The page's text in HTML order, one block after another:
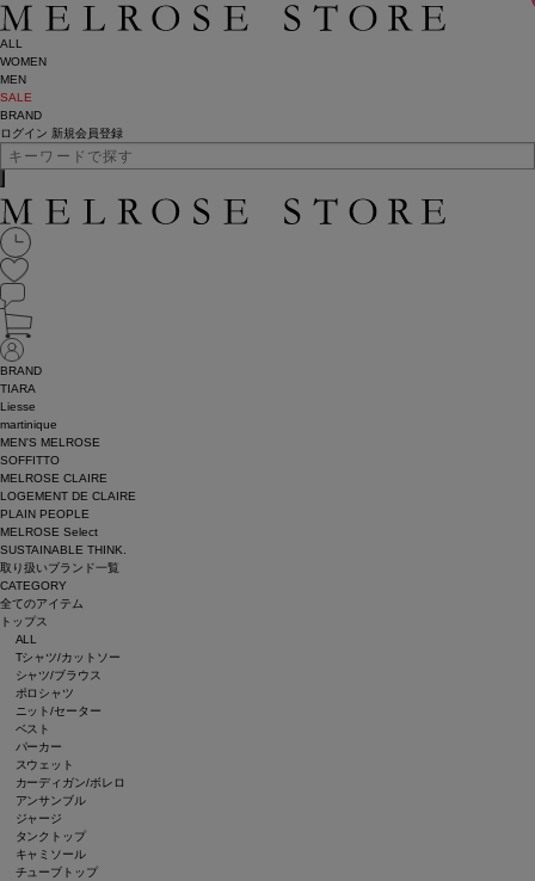
ALL
WOMEN
MEN
SALE
BRAND
ログイン 新規会員登録
BRAND
TIARA
Liesse
martinique
MEN'S MELROSE
SOFFITTO
MELROSE CLAIRE
LOGEMENT DE CLAIRE
PLAIN PEOPLE
MELROSE Select
SUSTAINABLE THINK.
取り扱いブランド一覧
CATEGORY
全てのアイテム
トップス
ALL
Tシャツ/カットソー
シャツ/ブラウス
ポロシャツ
ニット/セーター
ベスト
パーカー
スウェット
カーディガン/ボレロ
アンサンブル
ジャージ
タンクトップ
キャミソール
チューブトップ